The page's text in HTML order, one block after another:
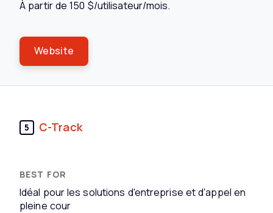
À partir de 150 $/utilisateur/mois.
Website
5 C-Track
Idéal pour les solutions d'entreprise et d'appel en
pleine cour